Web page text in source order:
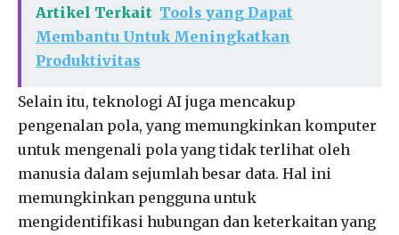
Artikel Terkait Tools yang Dapat
Membantu Untuk Meningkatkan
Produktivitas
Selain itu, teknologi AI juga mencakup
pengenalan pola, yang memungkinkan komputer
untuk mengenali pola yang tidak terlihat oleh
manusia dalam sejumlah besar data. Hal ini
memungkinkan pengguna untuk
mengidentifikasi hubungan dan keterkaitan yang